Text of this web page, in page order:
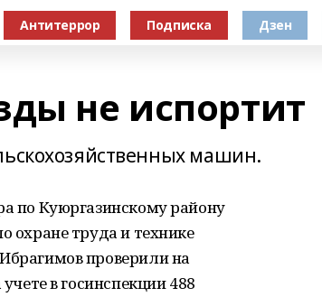
Антитеррор Подписка Дзен
не испортит
машин.
по Куюргазинскому району
охране труда и технике
проверили на
в госинспекции 488